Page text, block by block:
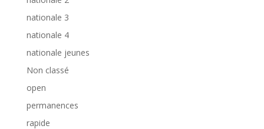
nationale 3
nationale 4
nationale jeunes
Non classé
open
permanences
rapide